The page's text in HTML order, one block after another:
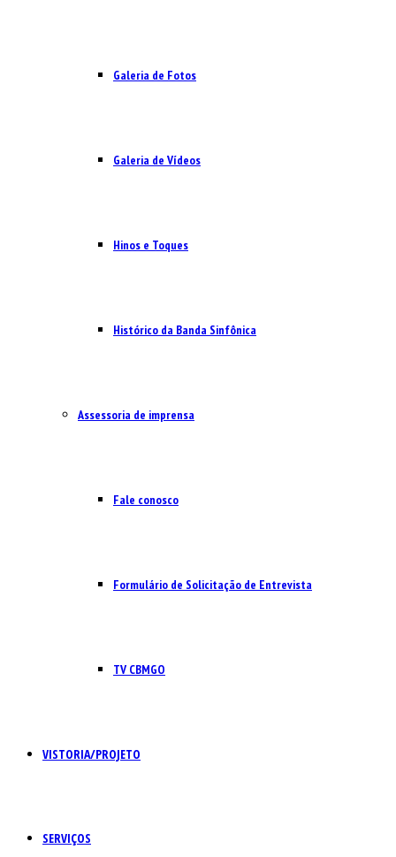
Galeria de Fotos
Galeria de Vídeos
Hinos e Toques
Histórico da Banda Sinfônica
Assessoria de imprensa
Fale conosco
Formulário de Solicitação de Entrevista
TV CBMGO
VISTORIA/PROJETO
SERVIÇOS